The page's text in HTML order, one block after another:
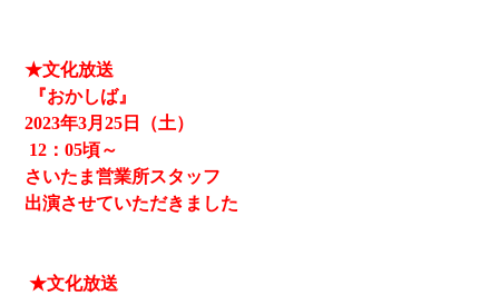
★文化放送
『おかしば』
2023年3月25日（土）
12 ：05頃～
さいたま営業所スタッフ
出演させていただきました
★文化放送